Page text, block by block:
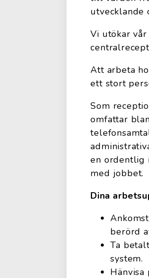
utvecklande
Vi utökar
Att arbeta
ett stort
Som
omfattar
en ordentlig
med jobbet.
Dina
berörd
Ta
system.